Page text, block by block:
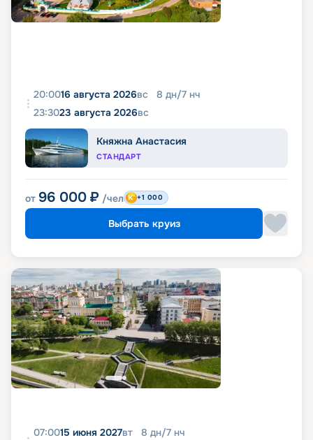
20:0016 августа 2026вс 8 дн/7 нч
23:3023 августа 2026вс
Княжна Анастасия
СТАНДАРТ
от 96 000 ₽ /чел +1 000
Выбрать круиз
07:0015 июня 2027вт 8 дн/7 нч